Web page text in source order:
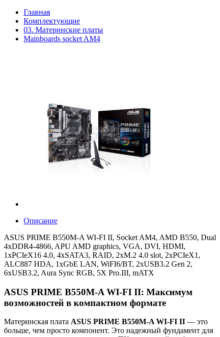
Главная
Комплектующие
03. Материнские платы
Mainboards socket AM4
Описание
ASUS PRIME B550M-A WI-FI II, Socket AM4, AMD B550, Dual
4xDDR4-4866, APU AMD graphics, VGA, DVI, HDMI,
1xPCIeX16 4.0, 4xSATA3, RAID, 2xM.2 4.0 slot, 2xPCIeX1,
ALC887 HDA, 1xGbE LAN, WiFI6/BT, 2xUSB3.2 Gen 2,
6xUSB3.2, Aura Sync RGB, 5X Pro.III, mATX
ASUS PRIME B550M-A WI-FI II: Максимум
возможностей в компактном формате
Материнская плата ASUS PRIME B550M-A WI-FI II — это
больше, чем просто компонент. Это надежный фундамент для